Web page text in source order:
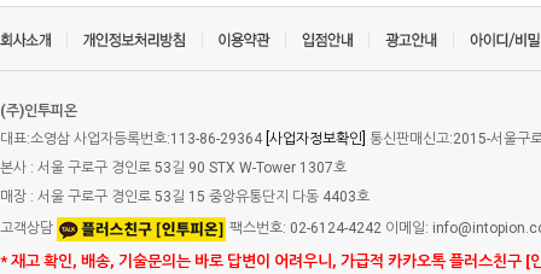
(주)인투피온
대표:소영삼 사업자등록번호:113-86-29364 [사업자정보확인] 통신판매신고:2015-서울구
본사 : 서울 구로구 경인로 53길 90 STX W-Tower 1307호
매장 : 서울 구로구 경인로 53길 15 중앙유통단지 다동 4403호
고객상담
팩스번호: 02-6124-4242 이메일:
* 재고 확인, 배송, 기술문의는 바로 답변이 어려우니, 가급적 카카오톡 플러스친구 [